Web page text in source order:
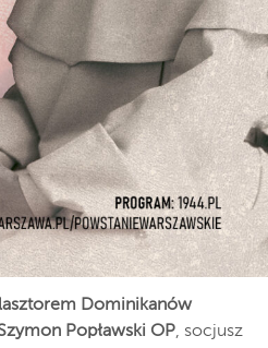
Dominikanów
Popławski OP, socjusz